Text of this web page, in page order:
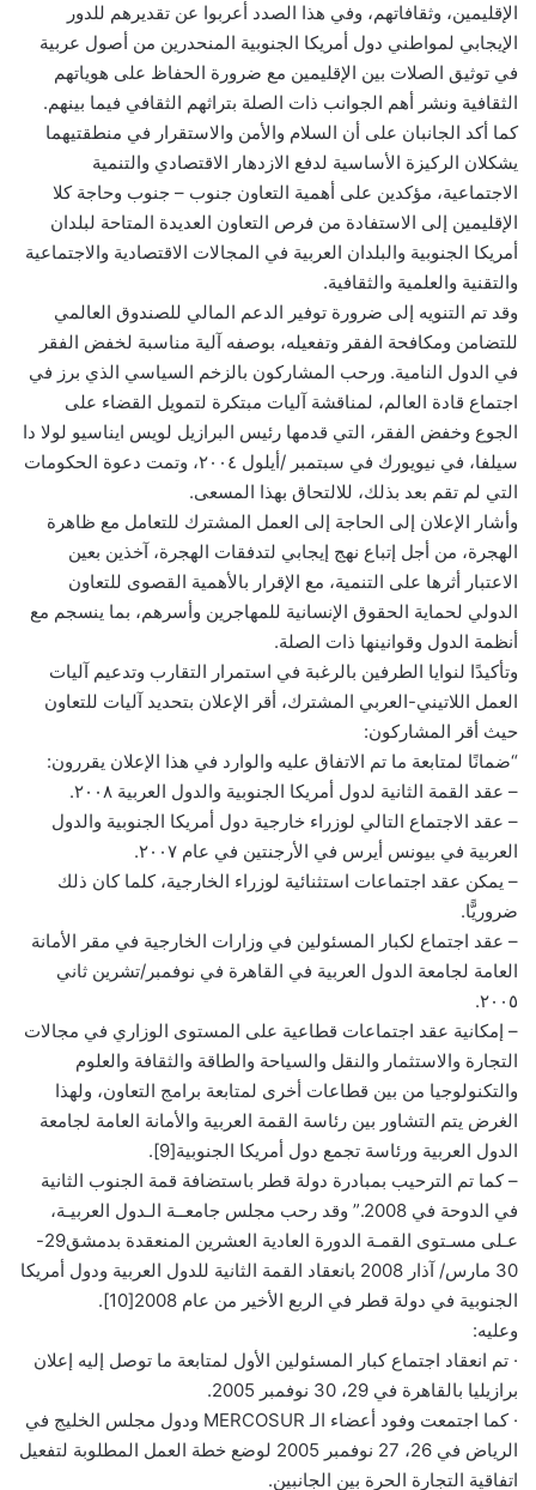
الإقليمين، وثقافاتهم، وفي هذا الصدد أعربوا عن تقديرهم للدور
الإيجابي لمواطني دول أمريكا الجنوبية المنحدرين من أصول عربية
في توثيق الصلات بين الإقليمين مع ضرورة الحفاظ على هوياتهم
الثقافية ونشر أهم الجوانب ذات الصلة بتراثهم الثقافي فيما بينهم.
كما أكد الجانبان على أن السلام والأمن والاستقرار في منطقتيهما
يشكلان الركيزة الأساسية لدفع الازدهار الاقتصادي والتنمية
الاجتماعية، مؤكدين على أهمية التعاون جنوب – جنوب وحاجة كلا
الإقليمين إلى الاستفادة من فرص التعاون العديدة المتاحة لبلدان
أمريكا الجنوبية والبلدان العربية في المجالات الاقتصادية والاجتماعية
والتقنية والعلمية والثقافية.
وقد تم التنويه إلى ضرورة توفير الدعم المالي للصندوق العالمي
للتضامن ومكافحة الفقر وتفعيله، بوصفه آلية مناسبة لخفض الفقر
في الدول النامية. ورحب المشاركون بالزخم السياسي الذي برز في
اجتماع قادة العالم، لمناقشة آليات مبتكرة لتمويل القضاء على
الجوع وخفض الفقر، التي قدمها رئيس البرازيل لويس ايناسيو لولا دا
سيلفا، في نيويورك في سبتمبر /أيلول ٢٠٠٤، وتمت دعوة الحكومات
التي لم تقم بعد بذلك، للالتحاق بهذا المسعى.
وأشار الإعلان إلى الحاجة إلى العمل المشترك للتعامل مع ظاهرة
الهجرة، من أجل إتباع نهج إيجابي لتدفقات الهجرة، آخذين بعين
الاعتبار أثرها على التنمية، مع الإقرار بالأهمية القصوى للتعاون
الدولي لحماية الحقوق الإنسانية للمهاجرين وأسرهم، بما ينسجم مع
أنظمة الدول وقوانينها ذات الصلة.
وتأكيدًا لنوايا الطرفين بالرغبة في استمرار التقارب وتدعيم آليات
العمل اللاتيني-العربي المشترك، أقر الإعلان بتحديد آليات للتعاون
حيث أقر المشاركون:
“ضمانًا لمتابعة ما تم الاتفاق عليه والوارد في هذا الإعلان يقررون:
– عقد القمة الثانية لدول أمريكا الجنوبية والدول العربية ٢٠٠٨.
– عقد الاجتماع التالي لوزراء خارجية دول أمريكا الجنوبية والدول
العربية في بيونس أيرس في الأرجنتين في عام ٢٠٠٧.
– يمكن عقد اجتماعات استثنائية لوزراء الخارجية، كلما كان ذلك
ضروريًّا.
– عقد اجتماع لكبار المسئولين في وزارات الخارجية في مقر الأمانة
العامة لجامعة الدول العربية في القاهرة في نوفمبر/تشرين ثاني
٢٠٠٥.
– إمكانية عقد اجتماعات قطاعية على المستوى الوزاري في مجالات
التجارة والاستثمار والنقل والسياحة والطاقة والثقافة والعلوم
والتكنولوجيا من بين قطاعات أخرى لمتابعة برامج التعاون، ولهذا
الغرض يتم التشاور بين رئاسة القمة العربية والأمانة العامة لجامعة
الدول العربية ورئاسة تجمع دول أمريكا الجنوبية[9].
– كما تم الترحيب بمبادرة دولة قطر باستضافة قمة الجنوب الثانية
في الدوحة في 2008.” وقد رحب مجلس جامعــة الـدول العربيـة،
عـلى مسـتوى القمـة الدورة العادية العشرين المنعقدة بدمشق29-
30 مارس/ آذار 2008 بانعقاد القمة الثانية للدول العربية ودول أمريكا
الجنوبية في دولة قطر في الربع الأخير من عام 2008[10].
وعليه:
· تم انعقاد اجتماع كبار المسئولين الأول لمتابعة ما توصل إليه إعلان
برازيليا بالقاهرة في 29، 30 نوفمبر 2005.
· كما اجتمعت وفود أعضاء الـ MERCOSUR ودول مجلس الخليج في
الرياض في 26، 27 نوفمبر 2005 لوضع خطة العمل المطلوبة لتفعيل
اتفاقية التجارة الحرة بين الجانبين.